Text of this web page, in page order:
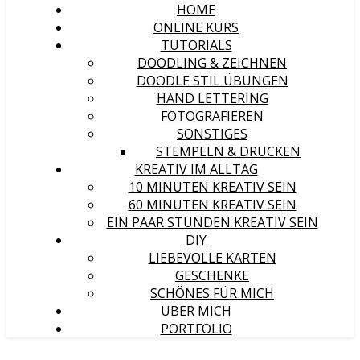
HOME
ONLINE KURS
TUTORIALS
DOODLING & ZEICHNEN
DOODLE STIL ÜBUNGEN
HAND LETTERING
FOTOGRAFIEREN
SONSTIGES
STEMPELN & DRUCKEN
KREATIV IM ALLTAG
10 MINUTEN KREATIV SEIN
60 MINUTEN KREATIV SEIN
EIN PAAR STUNDEN KREATIV SEIN
DIY
LIEBEVOLLE KARTEN
GESCHENKE
SCHÖNES FÜR MICH
ÜBER MICH
PORTFOLIO